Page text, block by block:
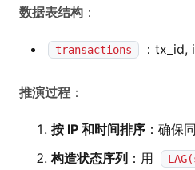
数据表结构 ：
transactions ：
推演过程 ：
按 IP 和时间排序 ：确保
构造状态序列 ：用